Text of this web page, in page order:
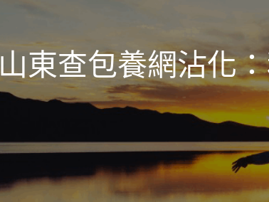
山東查包養網沾化